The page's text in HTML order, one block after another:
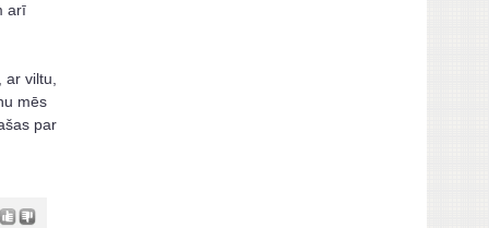
arī
viltu,
mēs
par